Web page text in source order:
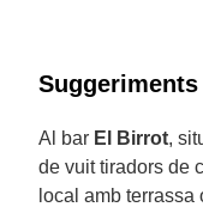
Suggeriments
Al bar El Birrot,
de vuit tiradors de
local amb